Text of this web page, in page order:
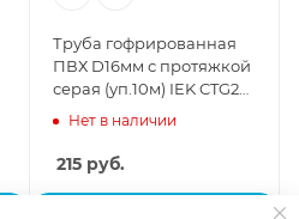
Труба гофрированная
ПВХ D16мм с протяжкой
серая (уп.10м) IEK CTG20-
16-K41-010I
Нет в наличии
215руб.